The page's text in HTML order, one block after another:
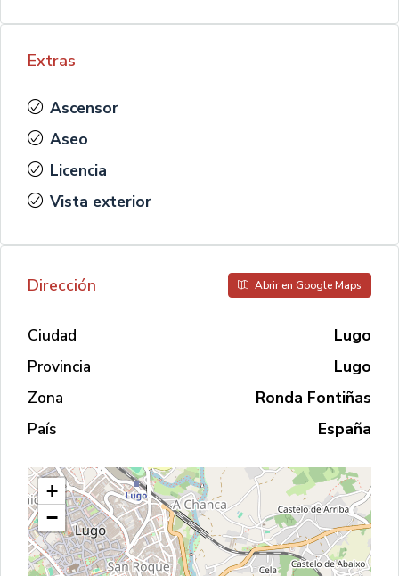
Extras
Ascensor
Aseo
Licencia
Vista exterior
Dirección Abrir en Google Maps
Ciudad
Lugo
Provincia
Lugo
Zona
Ronda Fontiñas
País
España
+
−